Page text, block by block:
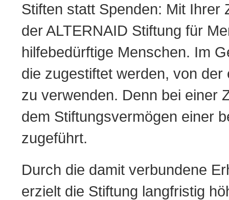
Stiften statt Spenden: Mit
der ALTERNAID Stiftung für
hilfebedürftige Menschen. Im
die zugestiftet werden, von
zu verwenden. Denn bei einer
dem Stiftungsvermögen einer
zugeführt.
Durch die damit verbundene
erzielt die Stiftung langfristig